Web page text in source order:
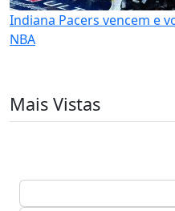
Indiana Pacers vencem e
NBA
Mais Vistas